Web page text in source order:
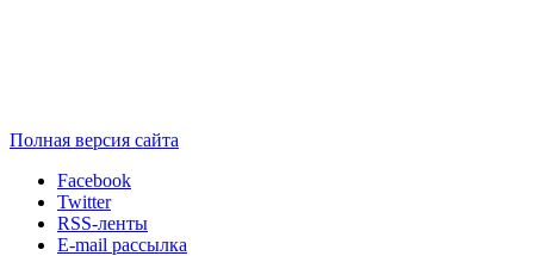
Полная версия сайта
Facebook
Twitter
RSS-ленты
E-mail рассылка